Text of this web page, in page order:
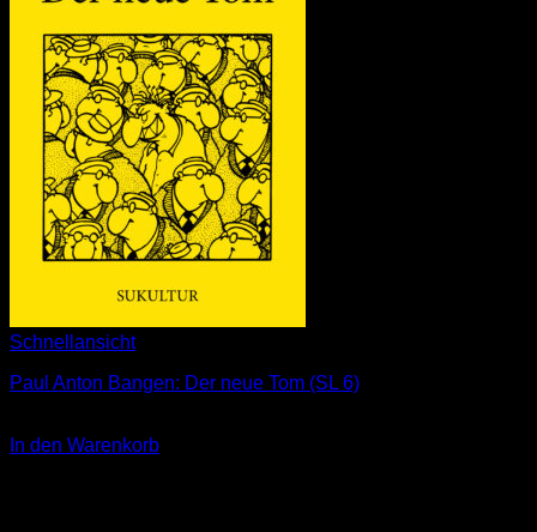
Schnellansicht
Paul Anton Bangen: Der neue Tom (SL 6)
In den Warenkorb